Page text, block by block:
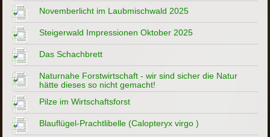
Novemberlicht im Laubmischwald 2025
Steigerwald Impressionen Oktober 2025
Das Schachbrett
Naturnahe Forstwirtschaft - wir sind sicher die Natur
hätte dieses so nicht gemacht!
Pilze im Wirtschaftsforst
Blauflügel-Prachtlibelle (Calopteryx virgo )